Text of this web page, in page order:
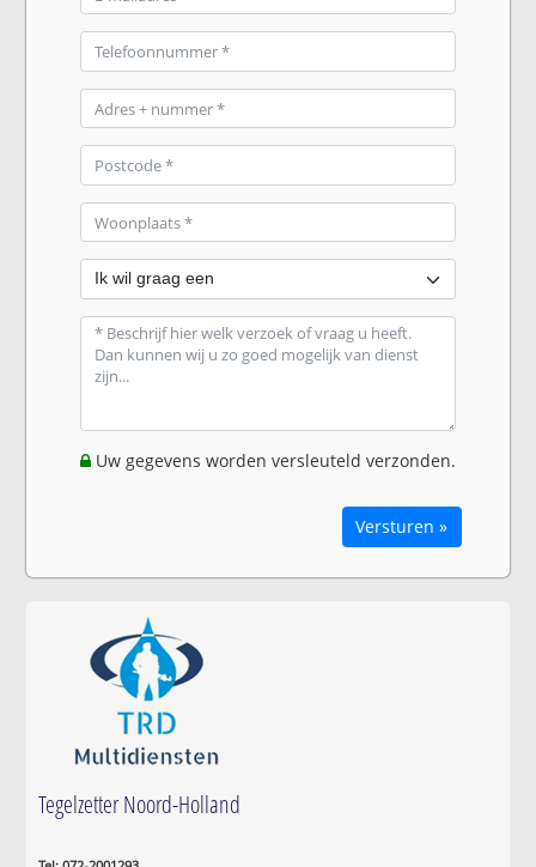
Uw gegevens worden versleuteld verzonden.
Versturen »
Tegelzetter Noord-Holland